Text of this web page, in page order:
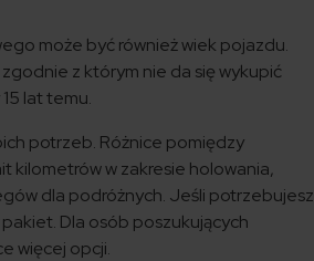
może być również wiek pojazdu.
z którym nie da się wykupić
lat temu.
potrzeb. Różnice pomiędzy
kilometrów w zakresie holowania,
dla podróżnych. Jeśli potrzebujesz
Dla osób poszukujących
więcej opcji.